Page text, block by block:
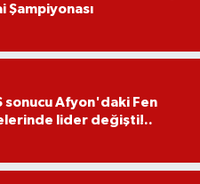
Şampiyonası
sonucu Afyon'daki Fen
lider değişti!..